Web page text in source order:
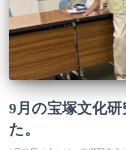
9月の宝塚文化
た。